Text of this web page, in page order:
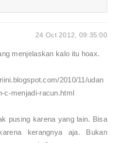
24 Oct 2012, 09:35:00
menjelaskan kalo itu hoax.
2010/11/udan
c-menjadi-racun.html
pusing karena yang lain. Bisa
kerangnya aja. Bukan